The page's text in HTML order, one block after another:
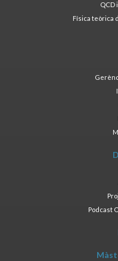
QCD
Física teòrica
Podcast